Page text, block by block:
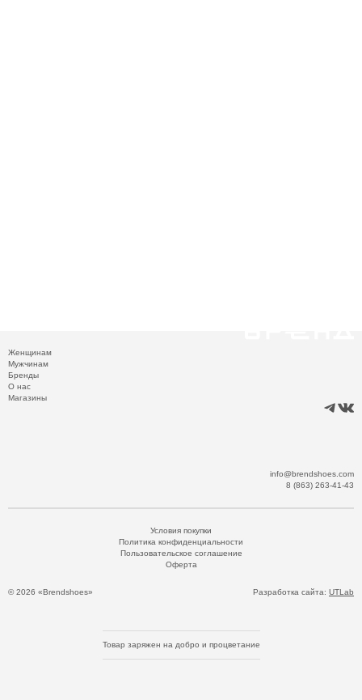
Женщинам
Мужчинам
Бренды
О нас
Магазины
info@brendshoes.com
8 (863) 263-41-43
© 2026 «Brendshoes»
Условия покупки
Политика конфиденциальности
Пользовательское соглашение
Оферта
Разработка сайта: UTLab
Товар заряжен на добро и процветание